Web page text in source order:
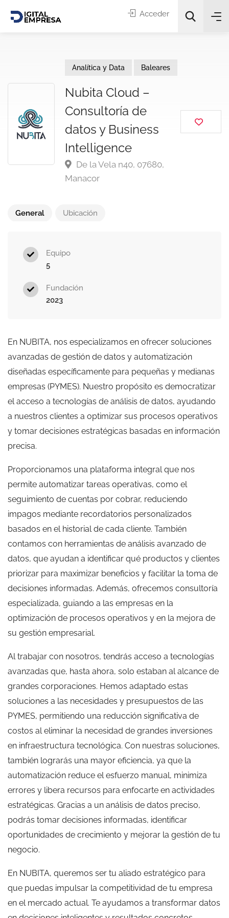
Categorías
Buscar
Acceder
Analítica y Data Baleares
Nubita Cloud –
Consultoría de
datos y Business
Intelligence
De la Vela n40, 07680,
Manacor
General Ubicación
Equipo
5
Fundación
2023
En NUBITA, nos especializamos en ofrecer soluciones
avanzadas de gestión de datos y automatización
diseñadas específicamente para pequeñas y medianas
empresas (PYMES). Nuestro propósito es democratizar
el acceso a tecnologías de análisis de datos, ayudando
a nuestros clientes a optimizar sus procesos operativos
y tomar decisiones estratégicas basadas en información
precisa.
Proporcionamos una plataforma integral que nos
permite automatizar tareas operativas, como el
seguimiento de cuentas por cobrar, reduciendo
impagos mediante recordatorios personalizados
basados en el historial de cada cliente. También
contamos con herramientas de análisis avanzado de
datos, que ayudan a identificar qué productos y clientes
priorizar para maximizar beneficios y facilitar la toma de
decisiones informadas. Además, ofrecemos consultoría
especializada, guiando a las empresas en la
optimización de procesos operativos y en la mejora de
su gestión empresarial.
Al trabajar con nosotros, tendrás acceso a tecnologías
avanzadas que, hasta ahora, solo estaban al alcance de
grandes corporaciones. Hemos adaptado estas
soluciones a las necesidades y presupuestos de las
PYMES, permitiendo una reducción significativa de
costos al eliminar la necesidad de grandes inversiones
en infraestructura tecnológica. Con nuestras soluciones,
también lograrás una mayor eficiencia, ya que la
automatización reduce el esfuerzo manual, minimiza
errores y libera recursos para enfocarte en actividades
estratégicas. Gracias a un análisis de datos preciso,
podrás tomar decisiones informadas, identificar
oportunidades de crecimiento y mejorar la gestión de tu
negocio.
En NUBITA, queremos ser tu aliado estratégico para
que puedas impulsar la competitividad de tu empresa
en el mercado actual. Te ayudamos a transformar datos